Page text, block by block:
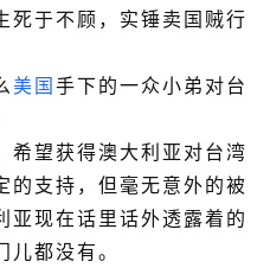
死于不顾，实锤卖国贼行
美国 手下的一众小弟对台
希望获得澳大利亚对台湾
的支持，但毫无意外的被
亚现在话里话外透露着的
都没有。